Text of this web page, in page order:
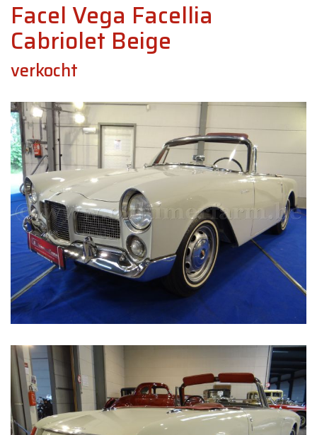
Facel Vega Facellia
Cabriolet Beige
verkocht